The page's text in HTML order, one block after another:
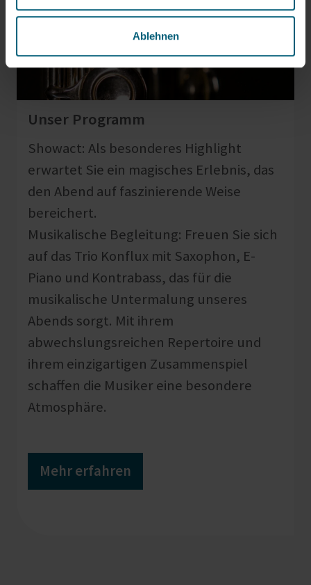
Ablehnen
Unser Programm
Showact: Als besonderes Highlight
erwartet Sie ein magisches Erlebnis, das
den Abend auf faszinierende Weise
bereichert.
Musikalische Begleitung: Freuen Sie sich
auf das Trio Konflux mit Saxophon, E-
Piano und Kontrabass, das für die
musikalische Untermalung unseres
Abends sorgt. Mit ihrem
abwechslungsreichen Repertoire und
ihrem einzigartigen Zusammenspiel
schaffen die Musiker eine besondere
Atmosphäre.
Mehr erfahren